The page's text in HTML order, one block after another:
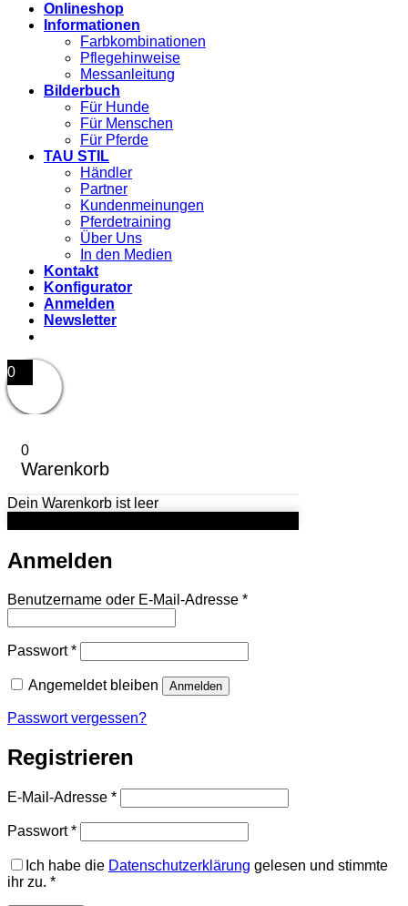
Onlineshop
Informationen
Farbkombinationen
Pflegehinweise
Messanleitung
Bilderbuch
Für Hunde
Für Menschen
Für Pferde
TAU STIL
Händler
Partner
Kundenmeinungen
Pferdetraining
Über Uns
In den Medien
Kontakt
Konfigurator
Anmelden
Newsletter
0
0
Warenkorb
Dein Warenkorb ist leer
Anmelden
Benutzername oder E-Mail-Adresse *Erforderlich
Passwort*Erforderlich
Angemeldet bleiben Anmelden
Passwort vergessen?
Registrieren
E-Mail-Adresse *Erforderlich
Passwort*Erforderlich
Ich habe die Datenschutzerklärung gelesen und stimmte
ihr zu. *